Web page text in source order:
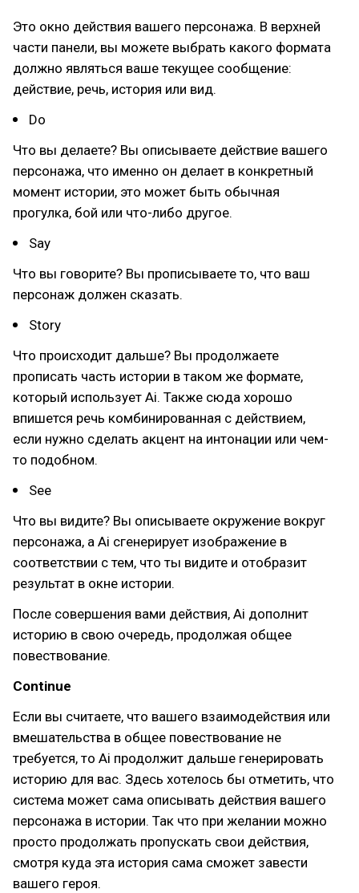
Это окно действия вашего персонажа. В верхней
части панели, вы можете выбрать какого формата
должно являться ваше текущее сообщение:
действие, речь, история или вид.
Do
Что вы делаете? Вы описываете действие вашего
персонажа, что именно он делает в конкретный
момент истории, это может быть обычная
прогулка, бой или что-либо другое.
Say
Что вы говорите? Вы прописываете то, что ваш
персонаж должен сказать.
Story
Что происходит дальше? Вы продолжаете
прописать часть истории в таком же формате,
который использует Ai. Также сюда хорошо
впишется речь комбинированная с действием,
если нужно сделать акцент на интонации или чем-
то подобном.
See
Что вы видите? Вы описываете окружение вокруг
персонажа, а Ai сгенерирует изображение в
соответствии с тем, что ты видите и отобразит
результат в окне истории.
После совершения вами действия, Ai дополнит
историю в свою очередь, продолжая общее
повествование.
Continue
Если вы считаете, что вашего взаимодействия или
вмешательства в общее повествование не
требуется, то Ai продолжит дальше генерировать
историю для вас. Здесь хотелось бы отметить, что
система может сама описывать действия вашего
персонажа в истории. Так что при желании можно
просто продолжать пропускать свои действия,
смотря куда эта история сама сможет завести
вашего героя.